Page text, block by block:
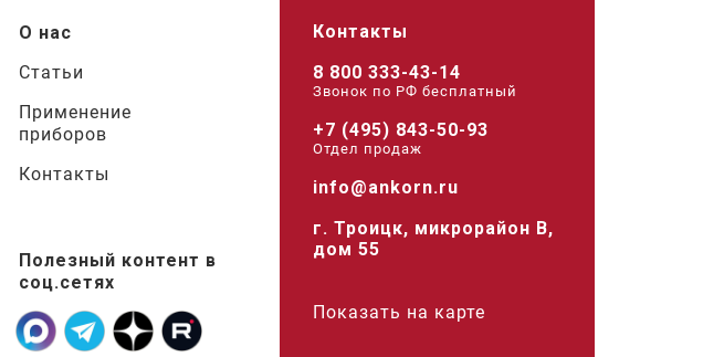
О нас
Статьи
Применение
приборов
Контакты
Полезный контент в
соц.сетях
Контакты
8 800 333-43-14
Звонок по РФ беcплатный
+7 (495) 843-50-93
Отдел продаж
info@ankorn.ru
г. Троицк, микрорайон В,
дом 55
Показать на карте